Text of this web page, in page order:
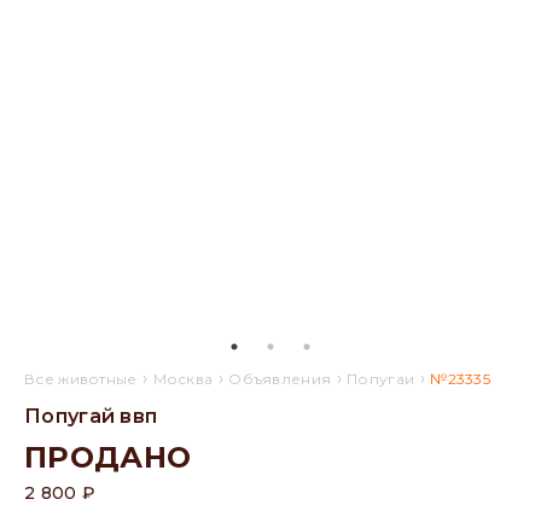
Все животные › Москва › Объявления › Попугаи › №23335
Попугай ввп
ПРОДАНО
2 800 ₽